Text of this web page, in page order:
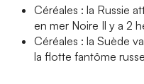
Céréales : la Russie
en mer Noire Il y a 2
Céréales : la Suède
la flotte fantôme russe